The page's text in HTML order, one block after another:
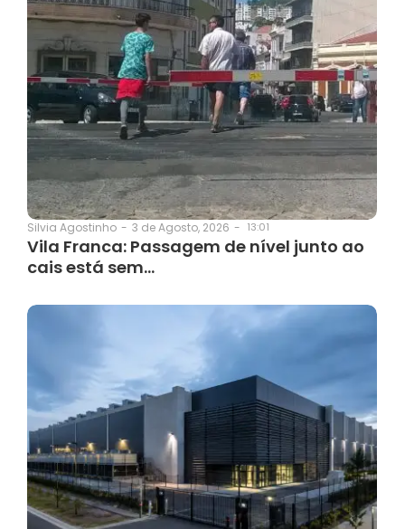
Silvia Agostinho - 3 de Agosto, 2026 - 13:01
Vila Franca: Passagem de nível junto ao
cais está sem…